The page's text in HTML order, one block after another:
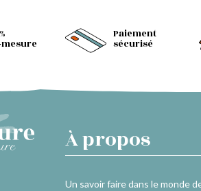
Paiement
sécurisé
À propos
Un savoir faire dans le monde